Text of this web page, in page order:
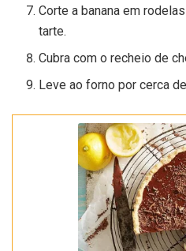
Corte a banana em
tarte.
Cubra com o recheio de
Leve ao forno por cerca